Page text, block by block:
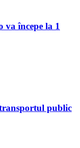
începe la 1
public